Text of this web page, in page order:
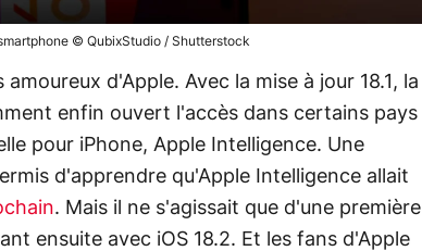
© QubixStudio / Shutterstock
d'Apple. Avec la mise à jour 18.1, la
enfin ouvert l'accès dans certains pays
pour iPhone, Apple Intelligence. Une
d'apprendre qu'Apple Intelligence allait
. Mais il ne s'agissait que d'une première
ensuite avec iOS 18.2. Et les fans d'Apple